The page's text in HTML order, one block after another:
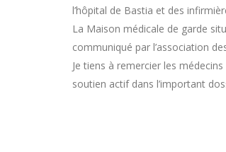
l’hôpital de Bastia et des
La Maison médicale de garde
communiqué par l’association
Je tiens à remercier les
soutien actif dans l’important